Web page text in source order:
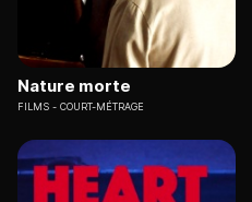
Nature morte
FILMS COURT-MÉTRAGE